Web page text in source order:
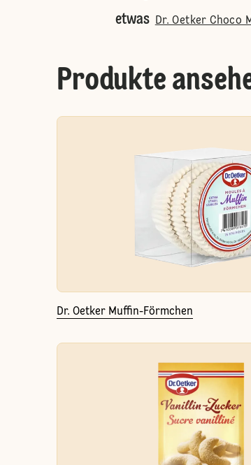
etwas Dr. Oetker Choco
Produkte
Dr. Oetker Muffin-Förmchen